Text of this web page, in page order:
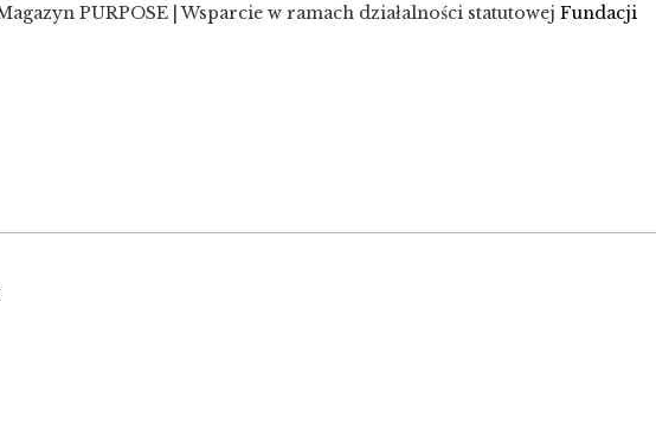
PURPOSE | Wsparcie w ramach działalności statutowej Fundacji